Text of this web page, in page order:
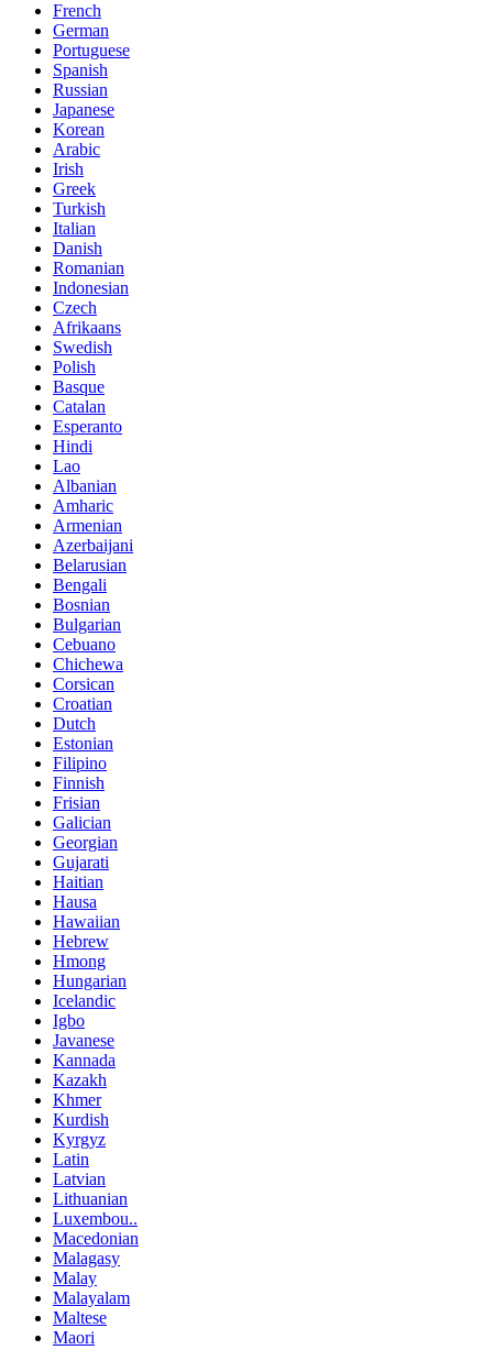
French
German
Portuguese
Spanish
Russian
Japanese
Korean
Arabic
Irish
Greek
Turkish
Italian
Danish
Romanian
Indonesian
Czech
Afrikaans
Swedish
Polish
Basque
Catalan
Esperanto
Hindi
Lao
Albanian
Amharic
Armenian
Azerbaijani
Belarusian
Bengali
Bosnian
Bulgarian
Cebuano
Chichewa
Corsican
Croatian
Dutch
Estonian
Filipino
Finnish
Frisian
Galician
Georgian
Gujarati
Haitian
Hausa
Hawaiian
Hebrew
Hmong
Hungarian
Icelandic
Igbo
Javanese
Kannada
Kazakh
Khmer
Kurdish
Kyrgyz
Latin
Latvian
Lithuanian
Luxembou..
Macedonian
Malagasy
Malay
Malayalam
Maltese
Maori